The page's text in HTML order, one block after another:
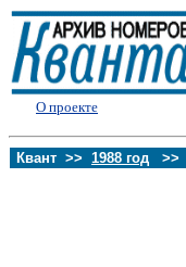
О проекте
Квант >> 1988 год >>